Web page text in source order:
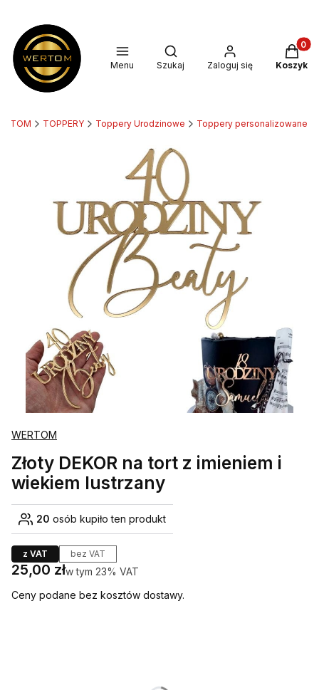
Menu
Otwórz wyszukiwarkę
Szukaj Zaloguj się Koszyk
TOPPERY Toppery Urodzinowe Toppery personalizowane
WERTOM
Złoty DEKOR na tort z imieniem i
wiekiem lustrzany
20 osób kupiło ten produkt
z VAT bez VAT
Cena
25,00 złw tym 23% VAT
w tym 23% VAT
Ceny podane bez kosztów dostawy.
IMIĘ (w takiej formie w jakiej ma znaleźć się na ozdobie)